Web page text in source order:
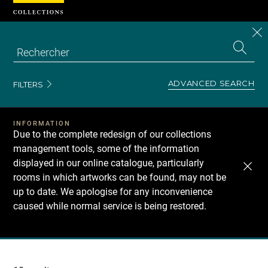
FILTERS ADVANCED SEARCH
INFORMATION
Due to the complete redesign of our collections
management tools, some of the information
displayed in our online catalogue, particularly
rooms in which artworks can be found, may not be
up to date. We apologise for any inconvenience
caused while normal service is being restored.
Recherche
Cookies management panel